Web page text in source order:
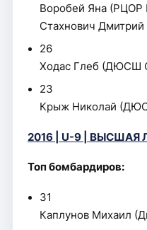
Воробей Яна (РЦОР
Стахнович
26
Ходас Глеб (ДЮСШ
23
Крыж Николай
2016 | U-9 | ВЫСШАЯ
Топ бомбардиров:
31
Каплунов Михаил